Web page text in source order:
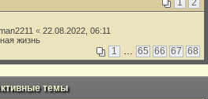
1 2
« 22.08.2022, 06:11
жизнь
1 … 65 66 67 68
темы